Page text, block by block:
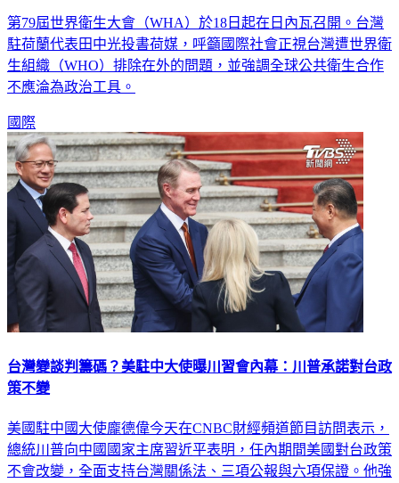
第79屆世界衛生大會（WHA）於18日起在日內瓦召開。台灣
駐荷蘭代表田中光投書荷媒，呼籲國際社會正視台灣遭世界衛
生組織（WHO）排除在外的問題，並強調全球公共衛生合作
不應淪為政治工具。
國際
台灣變談判籌碼？美駐中大使曝川習會內幕：川普承諾對台政
策不變
美國駐中國大使龐德偉今天在CNBC財經頻道節目訪問表示，
總統川普向中國國家主席習近平表明，任內期間美國對台政策
不會改變，全面支持台灣關係法、三項公報與六項保證。他強